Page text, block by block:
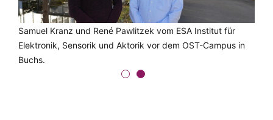
Urs Landis steht neben einer seiner fünf Strickmaschinen in
Turgi.
Samuel Kranz und René Pawlitzek vom ESA Institut für
Elektronik, Sensorik und Aktorik vor dem OST-Campus in
Buchs.